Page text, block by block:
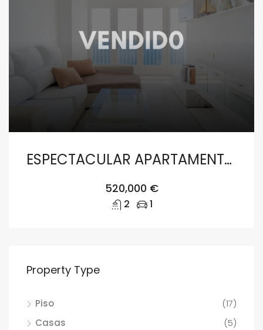
ESPECTACULAR APARTAMENTO EN JAVEA CON VISTAS UNICAS AL MEDITERRANEO
520,000 €
2 1
Property Type
Piso
(17)
Casas
(5)